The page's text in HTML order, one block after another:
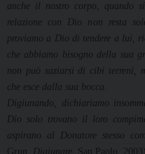
anche il nostro corpo, quando
relazione con Dio non resta
proviamo a Dio di tendere a lui,
che abbiamo bisogno della sua
non può saziarsi di cibi terreni,
che esce dalla sua bocca.
Digiunando, dichiariamo
Dio solo trovano il loro
aspirano al Donatore stesso
Grun, Digiunare, San Paolo, 2003).